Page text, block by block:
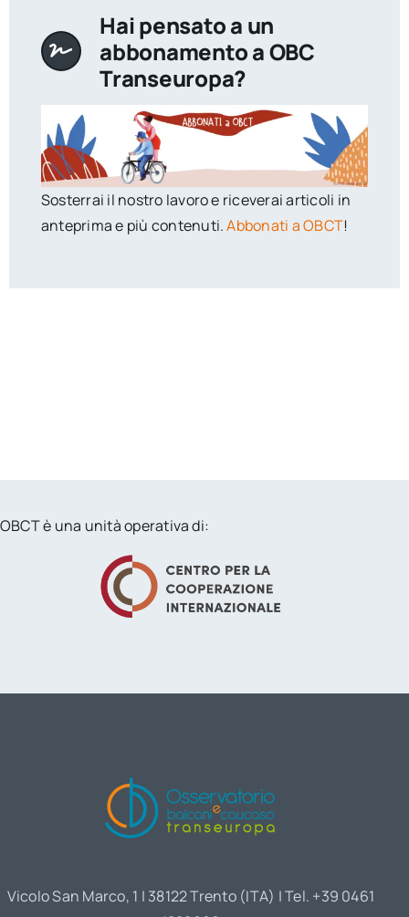
Hai pensato a un
abbonamento a OBC
Transeuropa?
Sosterrai il nostro lavoro e riceverai articoli in
anteprima e più contenuti.Abbonati a OBCT!
OBCT è una unità operativa di:
Vicolo San Marco, 1 | 38122 Trento (ITA) | Tel. +39 0461